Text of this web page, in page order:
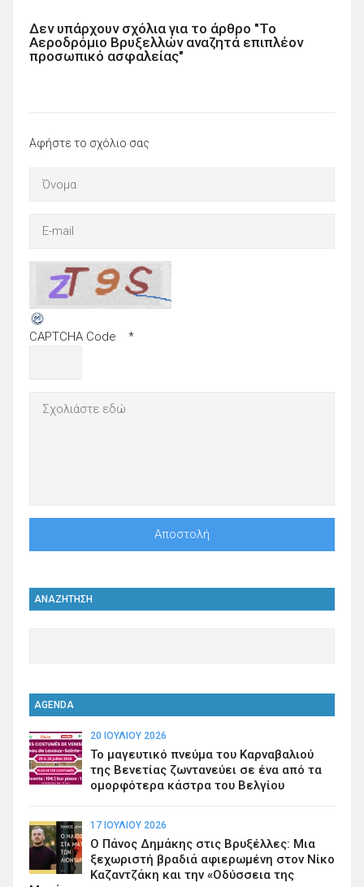
Δεν υπάρχουν σχόλια για το άρθρο "Το
Αεροδρόμιο Βρυξελλών αναζητά επιπλέον
προσωπικό ασφαλείας"
Αφήστε το σχόλιο σας
CAPTCHA Code *
ΑΝΑΖΗΤΗΣΗ
AGENDA
20 ΙΟΥΛΊΟΥ 2026
Το μαγευτικό πνεύμα του Καρναβαλιού
της Βενετίας ζωντανεύει σε ένα από τα
ομορφότερα κάστρα του Βελγίου
17 ΙΟΥΛΊΟΥ 2026
Ο Πάνος Δημάκης στις Βρυξέλλες: Μια
ξεχωριστή βραδιά αφιερωμένη στον Νίκο
Καζαντζάκη και την «Οδύσσεια της